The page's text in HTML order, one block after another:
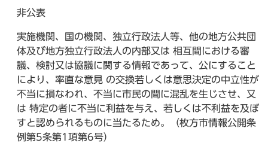
非公表
実施機関、国の機関、独立行政法人等、他の地方公共団
体及び地方独立行政法人の内部又は 相互間における審
議、検討又は協議に関する情報であって、公にすること
により、率直な意見 の交換若しくは意思決定の中立性が
不当に損なわれ、不当に市民の間に混乱を生じさせ、又
は 特定の者に不当に利益を与え、若しくは不利益を及ぼ
すと認められるものに当たるため。（枚方市情報公開条
例第5条第1項第6号）